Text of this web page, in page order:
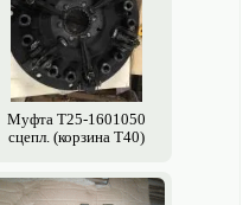
Муфта Т25-1601050
сцепл. (корзина Т40)